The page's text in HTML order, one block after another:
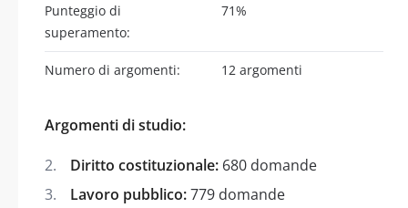
Punteggio di
superamento:
71%
Numero di argomenti: 12 argomenti
Argomenti di studio:
Diritto costituzionale: 680 domande
Lavoro pubblico:779 domande